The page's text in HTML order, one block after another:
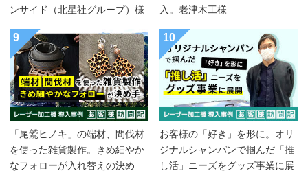
ンサイド（北星社グループ）様
入。老津木工様
9
「尾鷲ヒノキ」の端材、間伐材
を使った雑貨製作。きめ細やか
なフォローが入れ替えの決め
10
お客様の「好き」を形に。オリ
ジナルシャンパンで掴んだ「推
し活」ニーズをグッズ事業に展